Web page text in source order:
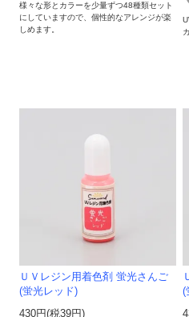
様々な形とカラーを少量ずつ48種類セット
にしていますので、個性的なアレンジが楽
しめます。
ＵＶレジン用着色剤 蛍光さんご
(蛍光レッド)
430円(税39円)
(